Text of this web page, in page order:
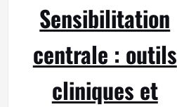
Sensibilitation
centrale : outils
cliniques et